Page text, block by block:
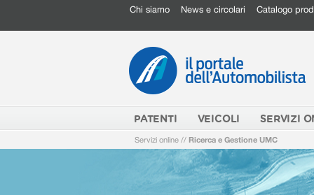
Chi siamo News e circolari Catalogo
PATENTI VEICOLI SERVIZI
Servizi online // Ricerca e Gestione UMC